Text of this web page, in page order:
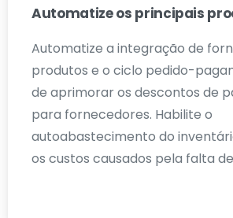
Automatize os principais
Automatize a integração de
produtos e o ciclo pedido-
de aprimorar os descontos de
para fornecedores. Habilite o
autoabastecimento do
os custos causados pela falta